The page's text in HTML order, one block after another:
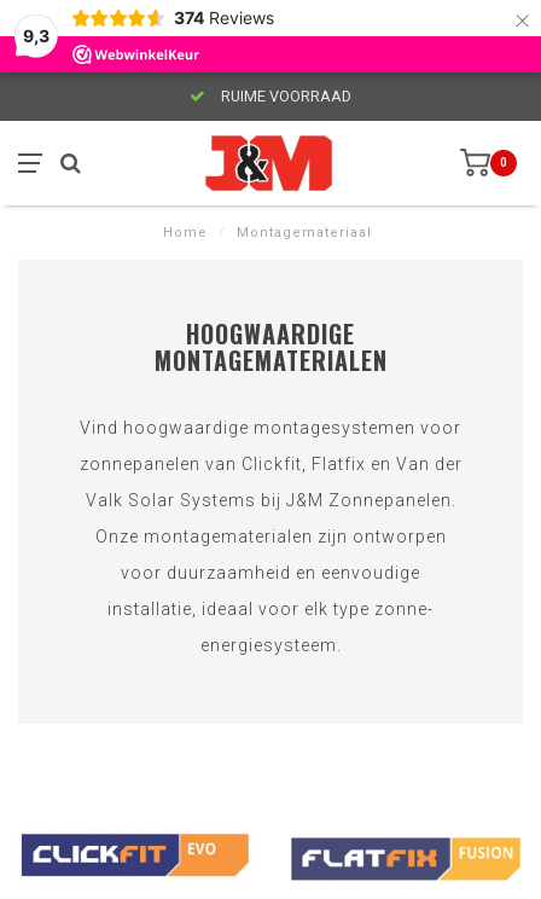
9,3
374 Reviews ×
RUIME VOORRAAD
0
Home / Montagemateriaal
HOOGWAARDIGE
MONTAGEMATERIALEN
Vind hoogwaardige montagesystemen voor
zonnepanelen van Clickfit, Flatfix en Van der
Valk Solar Systems bij J&M Zonnepanelen.
Onze montagematerialen zijn ontworpen
voor duurzaamheid en eenvoudige
installatie, ideaal voor elk type zonne-
energiesysteem.